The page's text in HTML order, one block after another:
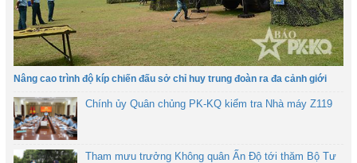
Nâng cao trình độ kíp chiến đấu sở chỉ huy trung đoàn ra đa cảnh giới
Chính ủy Quân chủng PK-KQ kiểm tra Nhà máy Z119
Tham mưu trưởng Không quân Ấn Độ tới thăm Bộ Tư